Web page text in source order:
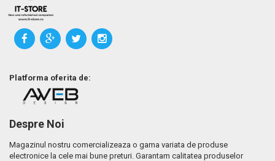
Platforma oferita de:
Despre Noi
Magazinul nostru comercializeaza o gama variata de produse
electronice la cele mai bune preturi. Garantam calitatea produselor